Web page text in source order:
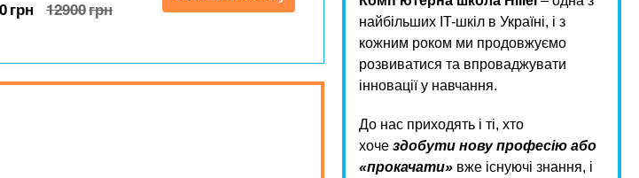
грн 12900грн
найбільших IT-шкіл в Україні, і з
кожним роком ми продовжуємо
розвиватися та впроваджувати
інновації у навчання.
До нас приходять і ті, хто
хоче здобути нову професію або
«прокачати» вже існуючі знання, і